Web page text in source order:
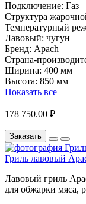
Подключение: Газ
Структура
Температурный
Лавовый: чугун
Бренд: Apach
Страна-
Ширина: 400 мм
Высота: 850 мм
Показать все
178 750.00 ₽
Заказать
Гриль лавовый
Лавовый гриль
для обжарки мяса,